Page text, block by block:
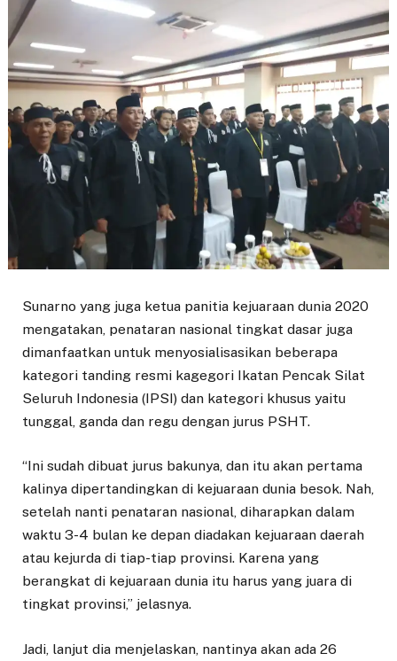
Sunarno yang juga ketua panitia kejuaraan dunia 2020
mengatakan, penataran nasional tingkat dasar juga
dimanfaatkan untuk menyosialisasikan beberapa
kategori tanding resmi kagegori Ikatan Pencak Silat
Seluruh Indonesia (IPSI) dan kategori khusus yaitu
tunggal, ganda dan regu dengan jurus PSHT.
“Ini sudah dibuat jurus bakunya, dan itu akan pertama
kalinya dipertandingkan di kejuaraan dunia besok. Nah,
setelah nanti penataran nasional, diharapkan dalam
waktu 3-4 bulan ke depan diadakan kejuaraan daerah
atau kejurda di tiap-tiap provinsi. Karena yang
berangkat di kejuaraan dunia itu harus yang juara di
tingkat provinsi,” jelasnya.
Jadi, lanjut dia menjelaskan, nantinya akan ada 26